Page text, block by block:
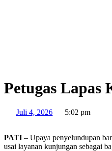
Petugas Lapas
Juli 4, 2026 5:02 pm
PATI – Upaya penyelundupan
usai layanan kunjungan sebagai